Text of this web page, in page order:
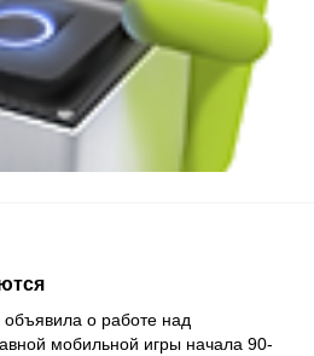
о работе над
мобильной игры начала 90-